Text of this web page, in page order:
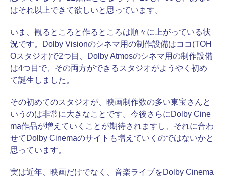
はそれ以上できて欲しいと思っています。
いま、観るところと作るところは順々に上がっている状
況です。Dolby Visionのシネマ用の制作設備はココ(TOH
Oスタジオ)で2つ目、Dolby Atmosのシネマ用の制作設備
は4つ目で、その両方ができるスタジオがようやく初め
て誕生しました。
その初めてのスタジオが、映画制作数の多い東宝さんと
いうのは非常に大きなことです。今後さらにDolby Cine
ma作品が増えていくことが期待されますし、それに合わ
せてDolby Cinemaのサイトも増えていくのではないかと
思っています。
実は近年、映画だけでなく、音楽ライブをDolby Cinema